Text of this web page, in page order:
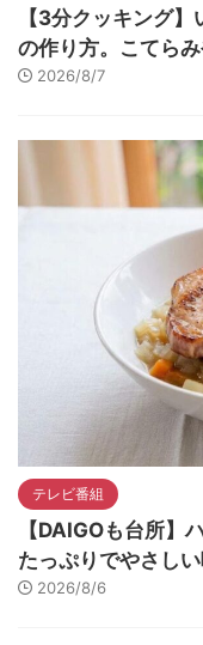
【3分クッキング
の作り方。こてら
2026/8/7
テレビ番組
【DAIGOも台所】
たっぷりでやさし
2026/8/6